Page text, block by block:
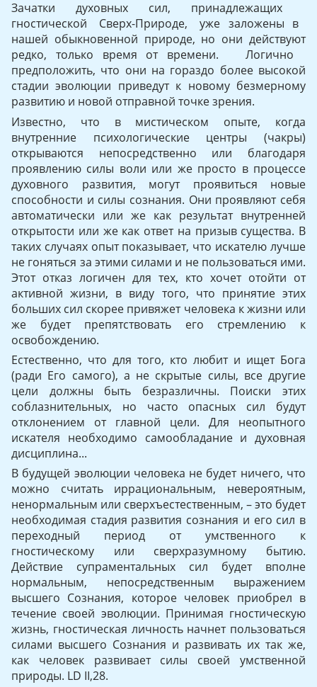
Зачатки духовных сил, принад­лежащих
гностической Сверх-Природе, уже заложены в
нашей обыкновенной природе, но они действуют
редко, только время от времени. Логично
предположить, что они на гораздо более высокой
стадии эволюции приведут к новому безмерному
развитию и но­вой отправной точке зрения.
Известно, что в мистическом опыте, когда
внутренние психо­логические центры (чакры)
открываются непосредственно или благодаря
проявлению силы воли или же просто в процессе
ду­ховного развития, могут проявиться новые
способности и силы сознания. Они проявляют себя
автоматически или же как резуль­тат внутренней
открытости или же как ответ на призыв существа. В
таких случаях опыт показывает, что искателю лучше
не гонять­ся за этими силами и не пользоваться ими.
Этот отказ логичен для тех, кто хочет отойти от
активной жизни, в виду того, что при­нятие этих
больших сил скорее привяжет человека к жизни или
же будет препятствовать его стремлению к
освобождению.
Естественно, что для того, кто любит и ищет Бога
(ради Его самого), а не скрытые силы, все другие
цели должны быть без­различны. Поиски этих
соблазнительных, но часто опасных сил будут
отклонением от главной цели. Для неопытного
искателя не­обходимо самообладание и духовная
дисциплина...
В будущей эволюции человека не будет ничего, что
можно считать иррациональным, невероятным,
ненормальным или сверхъестественным, – это будет
необходимая стадия развития сознания и его сил в
переходный период от умственного к
гностическому или сверхразумному бытию.
Действие супраментальных сил будет вполне
нормальным, непосредственным выражением
высшего Сознания, которое человек приобрел в
течение своей эво­люции. Принимая гностическую
жизнь, гностическая личность начнет пользоваться
силами высшего Сознания и развивать их так же,
как человек развивает силы своей умственной
природы. LD II,28.